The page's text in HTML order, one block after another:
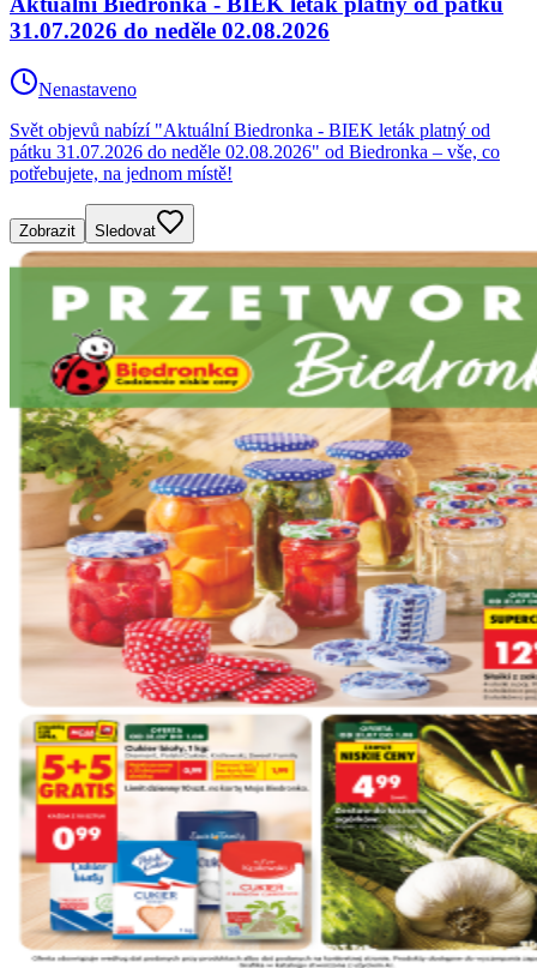
31.07.2026 do neděle 02.08.2026
Nenastaveno
Svět objevů nabízí "Aktuální Biedronka - BIEK leták platný od
pátku 31.07.2026 do neděle 02.08.2026" od Biedronka – vše, co
potřebujete, na jednom místě!
Zobrazit Sledovat